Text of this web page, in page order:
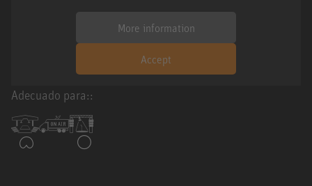
More information
Accept
Adecuado para::